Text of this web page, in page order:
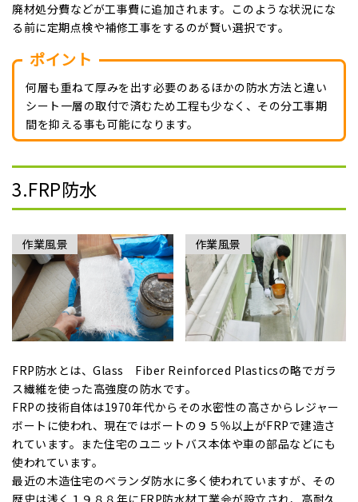
廃材処分費などが工事費に追加されます。このような状況にな
る前に定期点検や補修工事をするのが賢い選択です。
ポイント
何層も重ねて厚みを出す必要のあるほかの防水方法と違い
シート一層の取付で済むため工程も少なく、その分工事期
間を抑える事も可能になります。
3.FRP防水
作業風景 作業風景
FRP防水とは、Glass Fiber Reinforced Plasticsの略でガラ
ス繊維を使った高強度の防水です。
FRPの技術自体は1970年代からその水密性の高さからレジャー
ボートに使われ、現在ではボートの９５％以上がFRPで建造さ
れています。また住宅のユニットバス本体や車の部品などにも
使われています。
最近の木造住宅のベランダ防水に多く使われていますが、その
歴史は浅く１９８８年にFRP防水材工業会が設立され、高耐久